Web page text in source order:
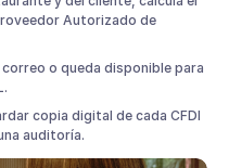
Autorizado de
o queda disponible para
copia digital de cada CFDI
auditoría.